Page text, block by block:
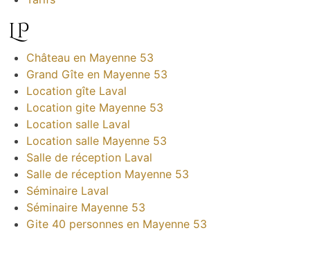
LP
Château en Mayenne 53
Grand Gîte en Mayenne 53
Location gîte Laval
Location gite Mayenne 53
Location salle Laval
Location salle Mayenne 53
Salle de réception Laval
Salle de réception Mayenne 53
Séminaire Laval
Séminaire Mayenne 53
Gite 40 personnes en Mayenne 53